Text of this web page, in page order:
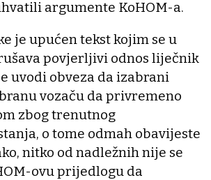
argumente KoHOM-a.
je upućen tekst kojim se u
povjerljivi odnos liječnik
uvodi obveza da izabrani
vozaču da privremeno
zbog trenutnog
o tome odmah obavijeste
nitko od nadležnih nije se
ovu prijedlogu da